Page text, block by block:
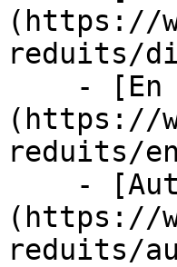
(https://
reduits/
(https://
reduits/
(https://
reduits/